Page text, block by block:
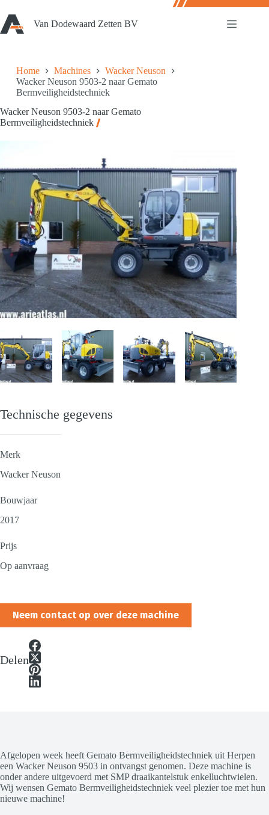
naar
de
inhoud
Van Dodewaard Zetten BV
Home Machines
Wacker Neuson
Wacker Neuson 9503-2 naar Gemato
Bermveiligheidstechniek
Wacker Neuson 9503-2 naar Gemato
Bermveiligheidstechniek
Technische gegevens
Merk
Wacker Neuson
Bouwjaar
2017
Prijs
Op aanvraag
Neem contact op over deze machine
Delen
Afgelopen week heeft Gemato Bermveiligheidstechniek uit Herpen
een Wacker Neuson 9503 in ontvangst genomen. Deze machine is
onder andere uitgevoerd met SMP draaikantelstuk enkelluchtwielen.
Wij wensen Gemato Bermveiligheidstechniek veel plezier toe met hun
nieuwe machine!